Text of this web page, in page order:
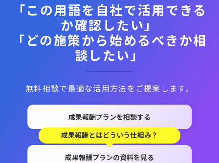
「この用語を自社で活用できる
か確認したい」
「どの施策から始めるべきか相
談したい」
無料相談で最適な活用方法をご提案します。
成果報酬プランを相談する
成果報酬とはどういう仕組み？
成果報酬プランの資料を見る